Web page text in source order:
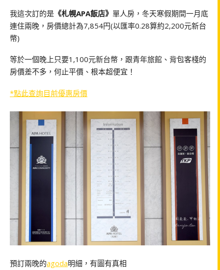
我這次訂的是 《札幌APA飯店》 單人房，冬天寒假期間一月底
連住兩晚，房價總計為7,854円(以匯率0.28算約2,200元新台
幣)
等於一個晚上只要1,100元新台幣，跟青年旅館、背包客棧的
房價差不多，何止平價、根本超便宜！
*點此查詢目前優惠房價
預訂兩晚的agoda明細，有圖有真相